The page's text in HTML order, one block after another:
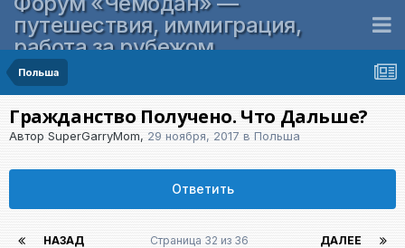
путешествия, иммиграция,
работа за рубежом
Польша
Гражданство Получено. Что Дальше?
Автор SuperGarryMom, 29 ноября, 2017 в Польша
Ответить
НАЗАД ДАЛЕЕ
Страница 32 из 36